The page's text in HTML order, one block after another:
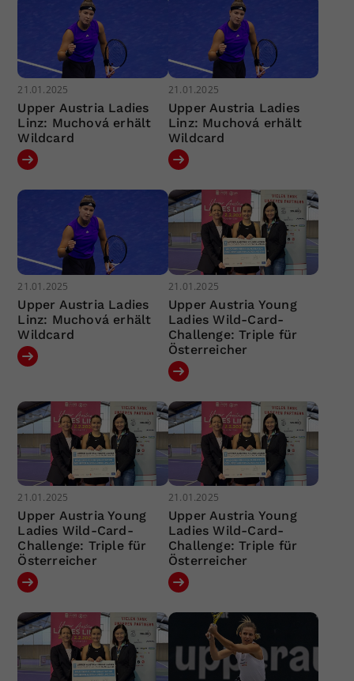
21.01.2025
Upper Austria Ladies
Linz: Muchová erhält
Wildcard
21.01.2025
Upper Austria Ladies
Linz: Muchová erhält
Wildcard
21.01.2025
Upper Austria Ladies
Linz: Muchová erhält
Wildcard
21.01.2025
Upper Austria Young
Ladies Wild-Card-
Challenge: Triple für
Österreicher
21.01.2025
Upper Austria Young
Ladies Wild-Card-
Challenge: Triple für
Österreicher
21.01.2025
Upper Austria Young
Ladies Wild-Card-
Challenge: Triple für
Österreicher